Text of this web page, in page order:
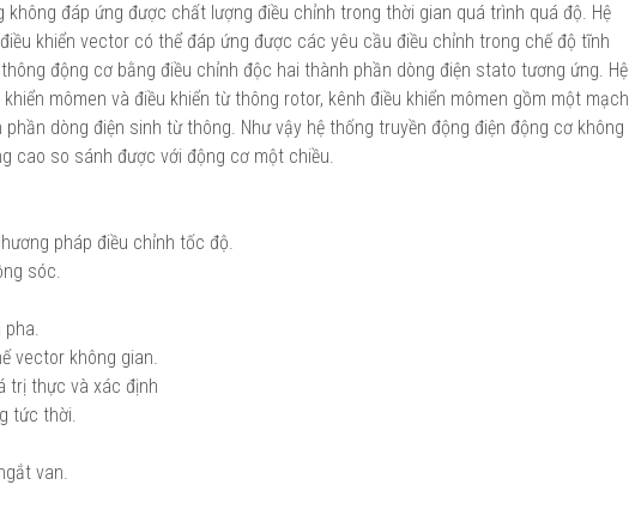
đáp ứng được chất lượng điều chỉnh trong thời gian quá trình quá độ. Hệ
khiển vector có thể đáp ứng được các yêu cầu điều chỉnh trong chế độ tĩnh
động cơ bằng điều chỉnh độc hai thành phần dòng điện stato tương ứng. Hệ
mômen và điều khiển từ thông rotor, kênh điều khiển mômen gồm một mạch
dòng điện sinh từ thông. Như vậy hệ thống truyền động điện động cơ không
cao so sánh được với động cơ một chiều.
pháp điều chỉnh tốc độ.
sóc.
pha.
vector không gian.
trị thực và xác định
tức thời.
van.